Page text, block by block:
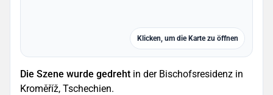
Klicken, um die Karte zu öffnen
Die Szene wurde gedreht in der Bischofsresidenz in
Kroměříž, Tschechien.